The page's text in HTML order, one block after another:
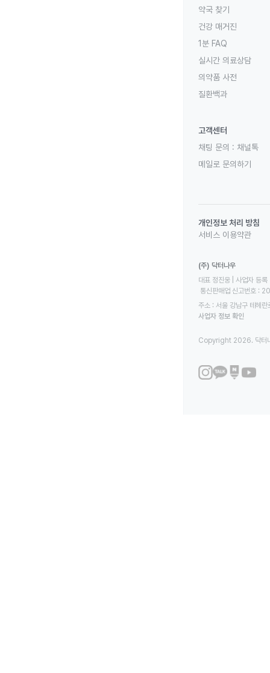
약국 찾기
건강 매거진
1분 FAQ
실시간 의료상담
의약품 사전
질환백과
고객센터
채팅 문의 : 채널톡
메일로 문의하기
개인정보 처리 방침
서비스 이용약관
(주) 닥터나우
대표 정진웅 | 사업자
통신판매업 신고번호
주소 : 서울 강남구 테헤
사업자 정보 확인
Copyright 2026. 닥터